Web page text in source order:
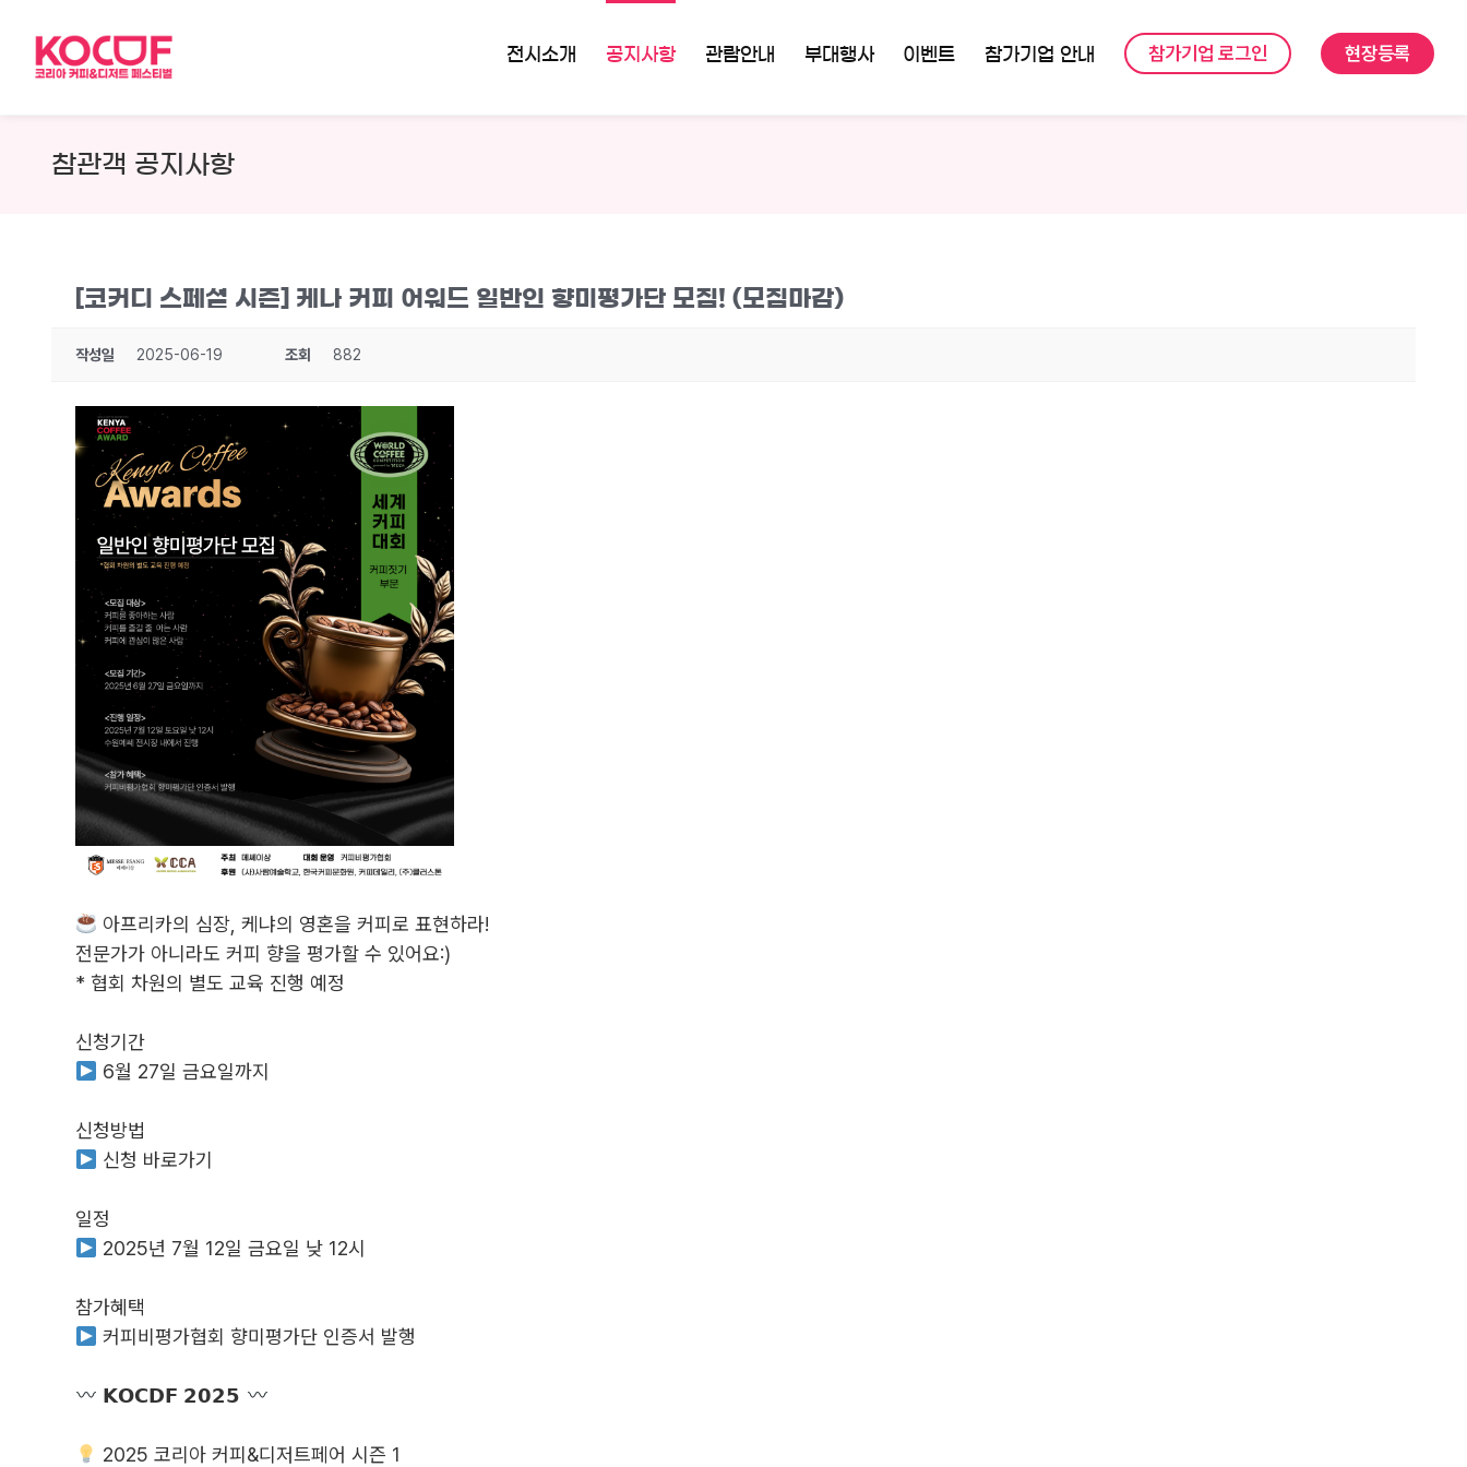
content
전시소개 공지사항 관람안내 부대행사 이벤트 참가기업 안내 참가기업 로그인 현장등록
참관객 공지사항
[코커디 스페셜 시즌] 케나 커피 어워드 일반인 향미평가단 모집! (모집마감)
작성일 2025-06-19 조회 882
아프리카의 심장, 케냐의 영혼을 커피로 표현하라!
전문가가 아니라도 커피 향을 평가할 수 있어요:)
* 협회 차원의 별도 교육 진행 예정
신청기간
6월 27일 금요일까지
신청방법
신청 바로가기
일정
2025년 7월 12일 금요일 낮 12시
참가혜택
커피비평가협회 향미평가단 인증서 발행
𝗞𝗢𝗖𝗗𝗙 𝟮𝟬𝟮𝟱
2025 코리아 커피&디저트페어 시즌 1